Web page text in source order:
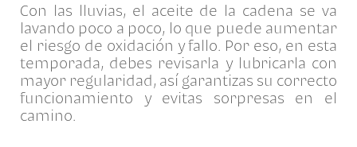
Con las lluvias, el aceite de la cadena se va
lavando poco a poco, lo que puede aumentar
el riesgo de oxidación y fallo. Por eso, en esta
temporada, debes revisarla y lubricarla con
mayor regularidad, así garantizas su correcto
funcionamiento y evitas sorpresas en el
camino.